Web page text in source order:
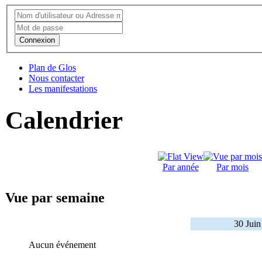
Connexion
Plan de Glos
Nous contacter
Les manifestations
Calendrier
Par année Par mois
Vue par semaine
30
Aucun événement